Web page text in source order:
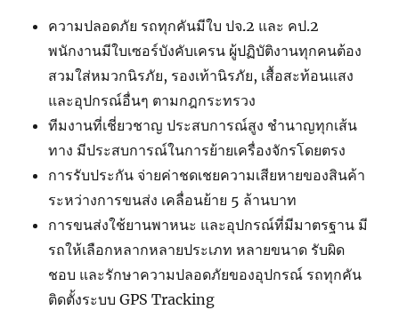
ความปลอดภัย รถทุกคันมีใบ ปจ.2 และ คป.2
พนักงานมีใบเซอร์บังคับเครน ผู้ปฏิบัติงานทุกคนต้อง
สวมใส่หมวกนิรภัย, รองเท้านิรภัย, เสื้อสะท้อนแสง
และอุปกรณ์อื่นๆ ตามกฎกระทรวง
ทีมงานที่เชี่ยวชาญ ประสบการณ์สูง ชำนาญทุกเส้น
ทาง มีประสบการณ์ในการย้ายเครื่องจักรโดยตรง
การรับประกัน จ่ายค่าชดเชยความเสียหายของสินค้า
ระหว่างการขนส่ง เคลื่อนย้าย 5 ล้านบาท
การขนส่งใช้ยานพาหนะ และอุปกรณ์ที่มีมาตรฐาน มี
รถให้เลือกหลากหลายประเภท หลายขนาด รับผิด
ชอบ และรักษาความปลอดภัยของอุปกรณ์ รถทุกคัน
ติดตั้งระบบ GPS Tracking